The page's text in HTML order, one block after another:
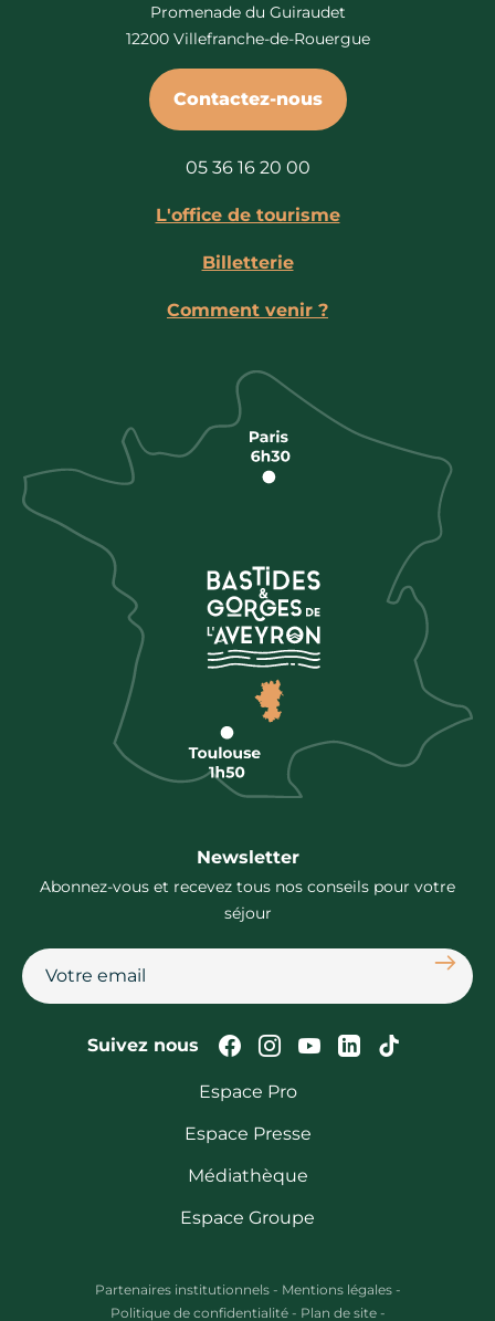
Promenade du Guiraudet
12200 Villefranche-de-Rouergue
Contactez-nous
05 36 16 20 00
L'office de tourisme
Billetterie
Comment venir ?
Newsletter
Abonnez-vous et recevez tous nos conseils pour votre
séjour
Suivez nous Suivez-nous sur
Suivez-nous sur
Suivez-nous
Suivez-Suivez-
Espace Pro
Espace Presse
Médiathèque
Espace Groupe
Partenaires institutionnels - Mentions légales -
Politique de confidentialité - Plan de site -